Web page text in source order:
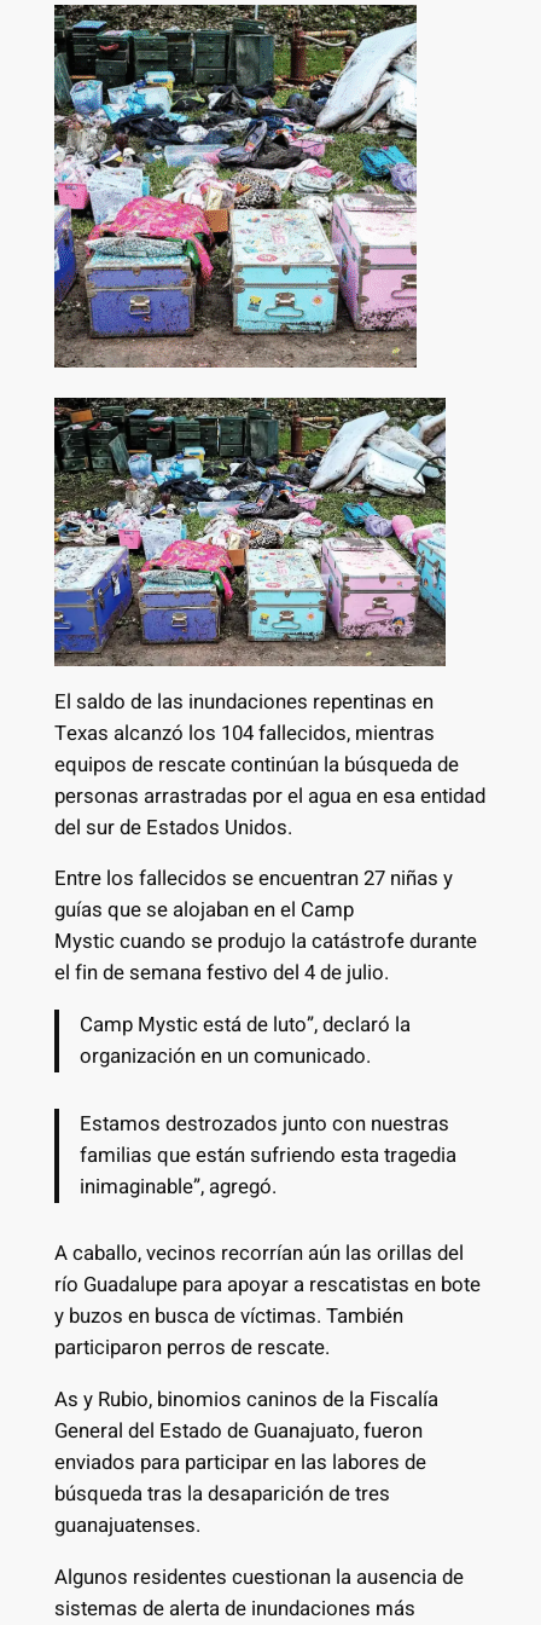
El saldo de las inundaciones repentinas en
Texas alcanzó los 104 fallecidos, mientras
equipos de rescate continúan la búsqueda de
personas arrastradas por el agua en esa entidad
del sur de Estados Unidos.
Entre los fallecidos se encuentran 27 niñas y
guías que se alojaban en el Camp
Mystic cuando se produjo la catástrofe durante
el fin de semana festivo del 4 de julio.
Camp Mystic está de luto”, declaró la
organización en un comunicado.
Estamos destrozados junto con nuestras
familias que están sufriendo esta tragedia
inimaginable”, agregó.
A caballo, vecinos recorrían aún las orillas del
río Guadalupe para apoyar a rescatistas en bote
y buzos en busca de víctimas. También
participaron perros de rescate.
As y Rubio, binomios caninos de la Fiscalía
General del Estado de Guanajuato, fueron
enviados para participar en las labores de
búsqueda tras la desaparición de tres
guanajuatenses.
Algunos residentes cuestionan la ausencia de
sistemas de alerta de inundaciones más